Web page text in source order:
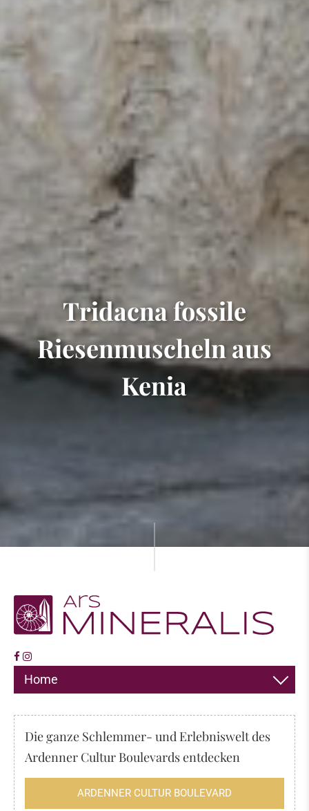
Tridacna fossile
Riesenmuscheln aus
Kenia
Home
SCHMUCK
RÄUCHERWERK, DÜFTE & MEHR
Die ganze Schlemmer- und Erlebniswelt des
Ardenner Cultur Boulevards entdecken
ARDENNER CULTUR BOULEVARD